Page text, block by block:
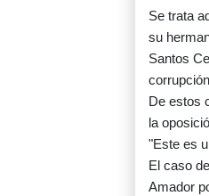
Se trata
su
Santos
De estos
la
"Este es
El caso
Amador